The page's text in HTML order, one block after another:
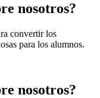
nosotros?
convertir los
para los alumnos.
nosotros?